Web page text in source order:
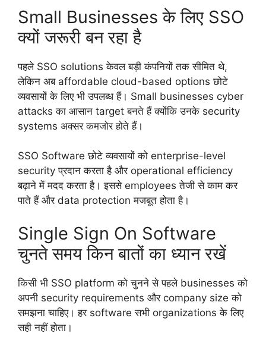
Small Businesses के लिए SSO
क्यों जरूरी बन रहा है
पहले SSO solutions केवल बड़ी कंपनियों तक सीमित थे,
लेकिन अब affordable cloud-based options छोटे
व्यवसायों के लिए भी उपलब्ध हैं। Small businesses cyber
attacks का आसान target बनते हैं क्योंकि उनके security
systems अक्सर कमजोर होते हैं।
SSO Software छोटे व्यवसायों को enterprise-level
security प्रदान करता है और operational efficiency
बढ़ाने में मदद करता है। इससे employees तेजी से काम कर
पाते हैं और data protection मजबूत होता है।
Single Sign On Software
चुनते समय किन बातों का ध्यान रखें
किसी भी SSO platform को चुनने से पहले businesses को
अपनी security requirements और company size को
समझना चाहिए। हर software सभी organizations के लिए
सही नहीं होता।